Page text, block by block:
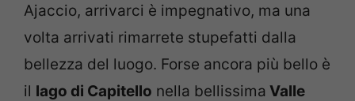
Ajaccio, arrivarci è impegnativo, ma una
volta arrivati rimarrete stupefatti dalla
bellezza del luogo. Forse ancora più bello è
il lago di Capitello nella bellissima Valle